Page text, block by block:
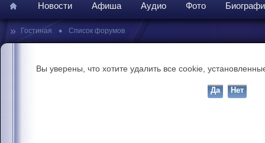
Новости Афиша Аудио Фото
» Гостиная • Список форумов
Вы уверены, что хотите удалить все cookie,